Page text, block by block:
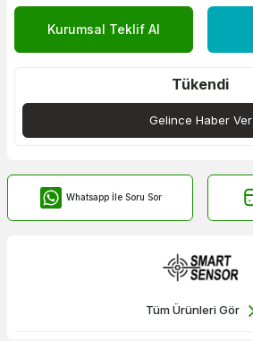
Kurumsal Teklif Al
Tükendi
Gelince Haber Ver
Whatsapp İle Soru Sor
Tüm Ürünleri Gör